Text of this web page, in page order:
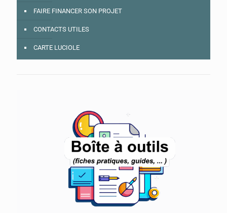
FAIRE FINANCER SON PROJET
CONTACTS UTILES
CARTE LUCIOLE